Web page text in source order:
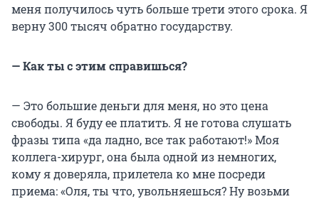
меня получилось чуть больше трети этого срока. Я
верну 300 тысяч обратно государству.
— Как ты с этим справишься?
— Это большие деньги для меня, но это цена
свободы. Я буду ее платить. Я не готова слушать
фразы типа «да ладно, все так работают!» Моя
коллега-хирург, она была одной из немногих,
кому я доверяла, прилетела ко мне посреди
приема: «Оля, ты что, увольняешься? Ну возьми